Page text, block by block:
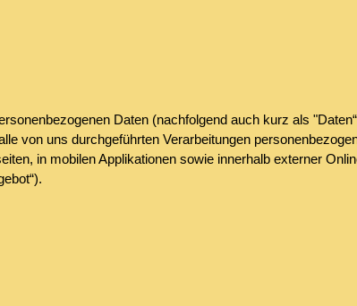
Daten (nachfolgend auch kurz als
von uns durchgeführten Verarbeitungen
in mobilen Applikationen sowie innerhalb externer